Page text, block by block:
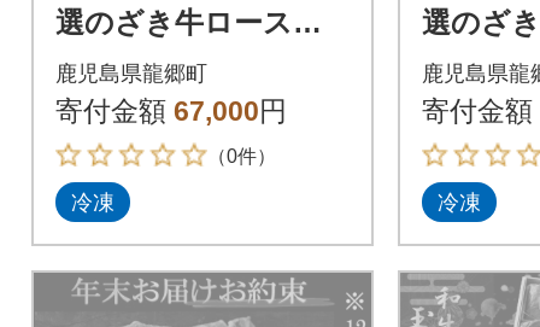
選のざき牛ロースス
ライス約1.1kg
鹿児島県龍郷町
寄付金額 67,000円
（0件）
冷凍
選のざ
とし 約
鹿児島県龍
寄付金額
冷凍